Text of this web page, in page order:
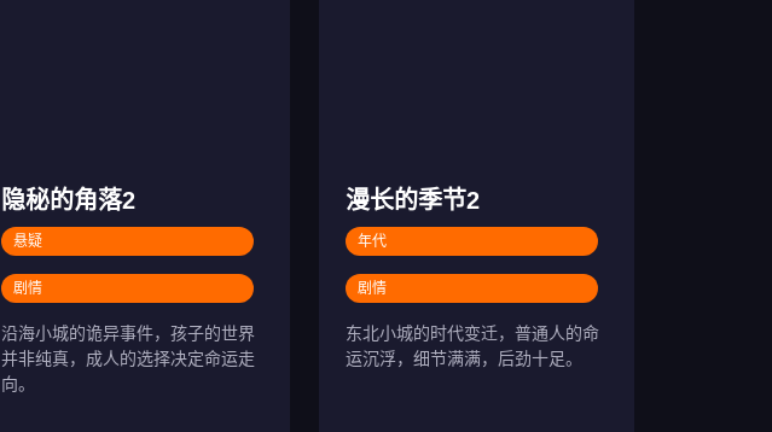
隐秘的角落2
悬疑
剧情
沿海小城的诡异事件，孩子的世界
并非纯真，成人的选择决定命运走
向。
漫长的季节2
年代
剧情
东北小城的时代变迁，普通人的命
运沉浮，细节满满，后劲十足。